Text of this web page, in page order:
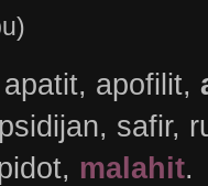
apofilit,
safir,
malahit.